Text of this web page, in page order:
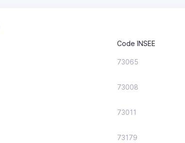
Code INSEE
73065
73008
73011
73179